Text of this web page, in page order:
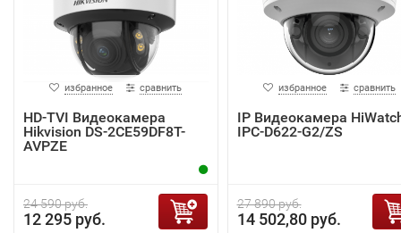
избранное сравнить
HD-TVI Видеокамера
Hikvision DS-2CE59DF8T-
AVPZE
24 590 руб.
12 295 руб.
избранное сравнить
IP Видеокамера
IPC-D622-G2/ZS
27 890 руб.
14 502,80 руб.